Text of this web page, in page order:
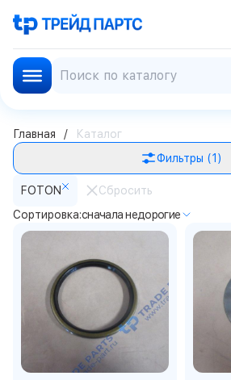
Главная
Каталог
Фильтры (1)
FOTON
Сбросить
Сортировка:сначала недорогие